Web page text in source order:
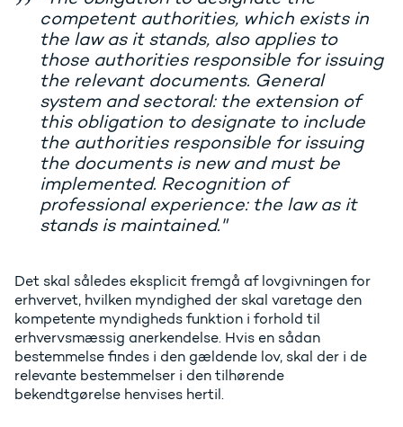
competent authorities, which exists in
the law as it stands, also applies to
those authorities responsible for issuing
the relevant documents. General
system and sectoral: the extension of
this obligation to designate to include
the authorities responsible for issuing
the documents is new and must be
implemented. Recognition of
professional experience: the law as it
stands is maintained."
Det skal således eksplicit fremgå af lovgivningen for
erhvervet, hvilken myndighed der skal varetage den
kompetente myndigheds funktion i forhold til
erhvervsmæssig anerkendelse. Hvis en sådan
bestemmelse findes i den gældende lov, skal der i de
relevante bestemmelser i den tilhørende
bekendtgørelse henvises hertil.